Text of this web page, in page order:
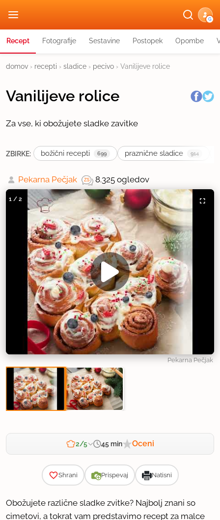
G
Recept Fotografije Sestavine Postopek Opombe
domov › recepti › sladice › pecivo › Vanilijeve rolice
Vanilijeve rolice
Za vse, ki obožujete sladke zavitke
ZBIRKE: božični recepti 699 praznične sladice 914
Pekarna Pečjak 8.325 ogledov
1 / 2
Pekarna Pečjak
2/5 45 min Oceni
Shrani Prispevaj Natisni
Obožujete različne sladke zvitke? Najbolj znani so
cimetovi, a tokrat vam predstavimo recept za malce